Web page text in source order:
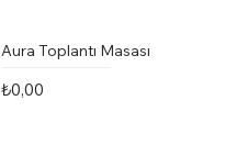
Aura Toplantı Masası
Fiyat
₺0,00